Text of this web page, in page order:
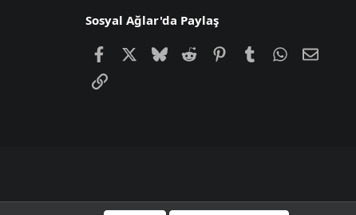
Sosyal Ağlar'da Paylaş
Facebook BlueskyReddit PinterestTumblrWhatsApp
E-
Link